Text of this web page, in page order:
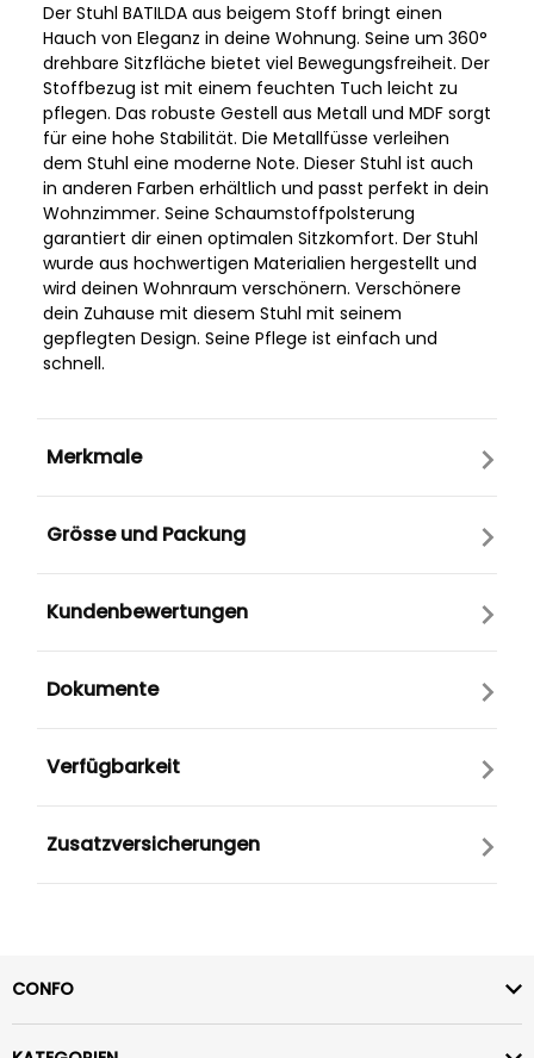
Der Stuhl BATILDA aus beigem Stoff bringt einen
Hauch von Eleganz in deine Wohnung. Seine um 360°
drehbare Sitzfläche bietet viel Bewegungsfreiheit. Der
Stoffbezug ist mit einem feuchten Tuch leicht zu
pflegen. Das robuste Gestell aus Metall und MDF sorgt
für eine hohe Stabilität. Die Metallfüsse verleihen
dem Stuhl eine moderne Note. Dieser Stuhl ist auch
in anderen Farben erhältlich und passt perfekt in dein
Wohnzimmer. Seine Schaumstoffpolsterung
garantiert dir einen optimalen Sitzkomfort. Der Stuhl
wurde aus hochwertigen Materialien hergestellt und
wird deinen Wohnraum verschönern. Verschönere
dein Zuhause mit diesem Stuhl mit seinem
gepflegten Design. Seine Pflege ist einfach und
schnell.
Merkmale
Grösse und Packung
Kundenbewertungen
Dokumente
Verfügbarkeit
Zusatzversicherungen
CONFO